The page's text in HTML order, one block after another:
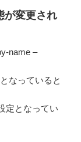
が変更され
name –
なっていると
定となってい